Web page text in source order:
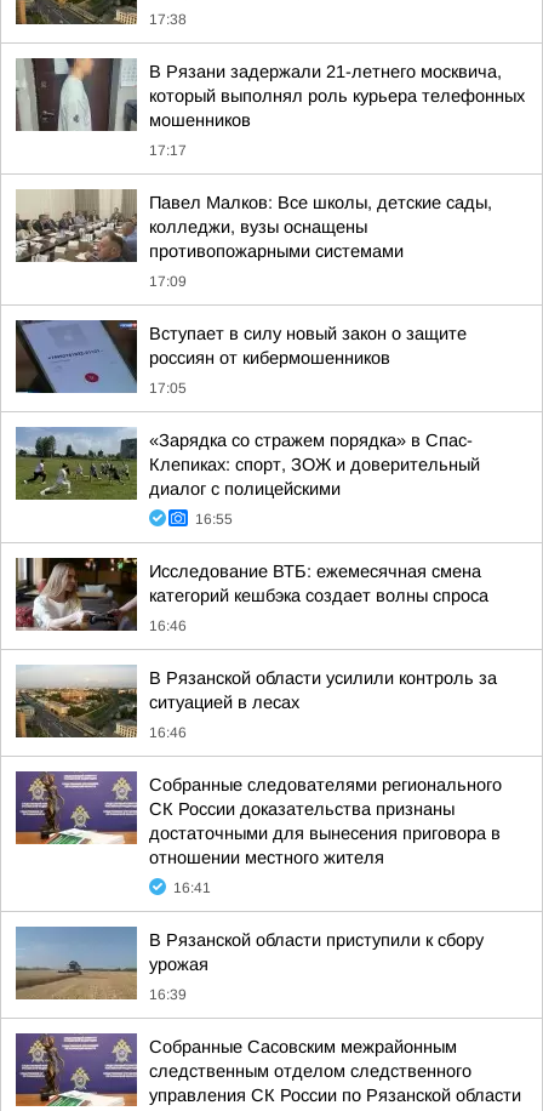
17:38
В Рязани задержали 21-летнего москвича,
который выполнял роль курьера телефонных
мошенников
17:17
Павел Малков: Все школы, детские сады,
колледжи, вузы оснащены
противопожарными системами
17:09
Вступает в силу новый закон о защите
россиян от кибермошенников
17:05
«Зарядка со стражем порядка» в Спас-
Клепиках: спорт, ЗОЖ и доверительный
диалог с полицейскими
16:55
Исследование ВТБ: ежемесячная смена
категорий кешбэка создает волны спроса
16:46
В Рязанской области усилили контроль за
ситуацией в лесах
16:46
Собранные следователями регионального
СК России доказательства признаны
достаточными для вынесения приговора в
отношении местного жителя
16:41
В Рязанской области приступили к сбору
урожая
16:39
Собранные Сасовским межрайонным
следственным отделом следственного
управления СК России по Рязанской области